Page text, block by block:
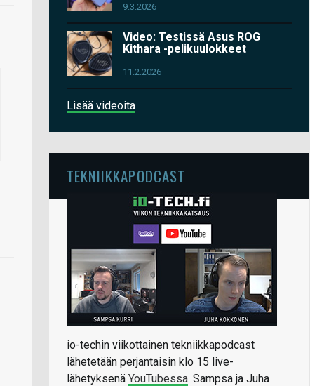
9.3.2026
Video: Testissä Asus ROG
Kithara -pelikuulokkeet
11.2.2026
Lisää videoita
TEKNIIKKAPODCAST
io-techin viikottainen tekniikkapodcast
lähetetään perjantaisin klo 15 live-
lähetyksenä YouTubessa. Sampsa ja Juha